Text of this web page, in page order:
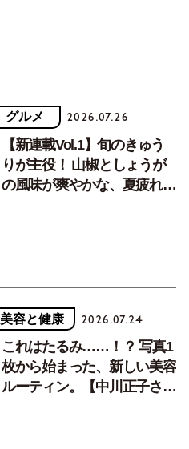
グルメ 2026.07.26
【新連載Vol.1】旬のきゅう
りが主役！ 山椒としょうが
の風味が爽やかな、夏疲れを
美容と健康 2026.07.24
これはたるみ……！？ 写真1
枚から始まった、新しい美容
ルーティン。【中川正子さん